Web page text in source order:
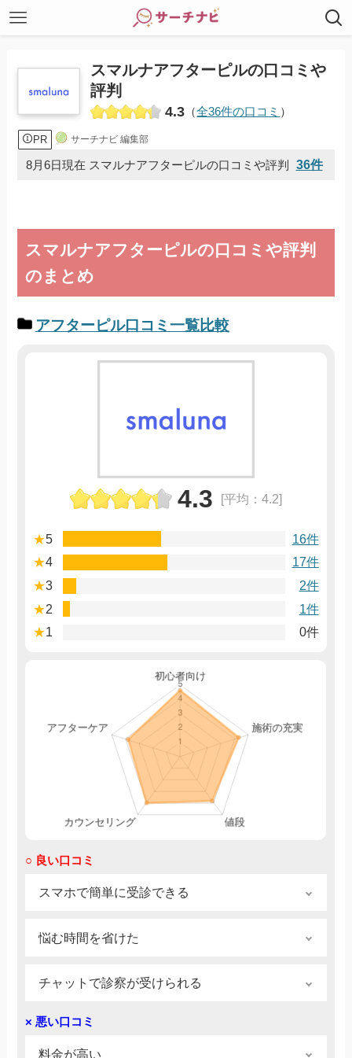
スマルナアフターピルの口コミや
評判
4.3 （全36件の口コミ ）
PR サーチナビ 編集部
8月6日現在 スマルナアフターピルの口コミや評判 36件
スマルナアフターピルの口コミや評判
のまとめ
アフターピル口コミ一覧比較
4.3 [平均：4.2]
★5
16件
★4
17件
★3
2件
★2
1件
★1 0件
○ 良い口コミ
スマホで簡単に受診できる
り、仕事や外出中でもスマホで簡単に受診でき
ライバシーが守られるのも安心感がありまし
とんび｜30代前半｜女性｜2025年2月25日
悩む時間を省けた
婦人科に行くことが出来なかったのと、地元で
院がどこにあるか分からず、悩む時間を省いて
すぐにたいしょできたところ。
チャットで診察が受けられる
ャット形式で診察を受けられる点が非常に安心
できました。また、24時間対応で、深夜でも診
× 悪い口コミ
料金が高い